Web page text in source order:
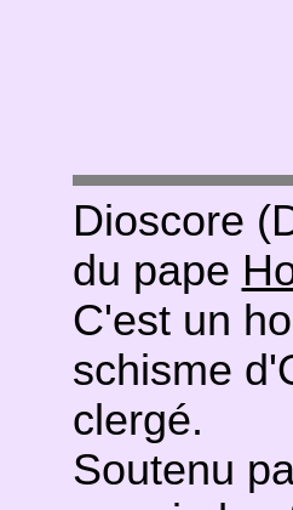
Dioscore
du pape
C'est un
schisme
clergé.
Soutenu